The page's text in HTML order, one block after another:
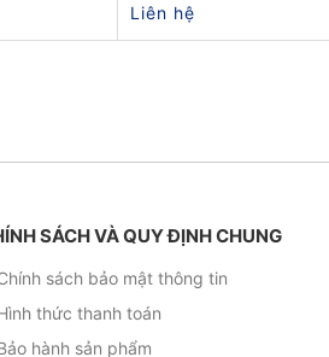
Liên hệ
SÁCH VÀ QUY ĐỊNH CHUNG
sách bảo mật thông tin
thức thanh toán
hành sản phẩm